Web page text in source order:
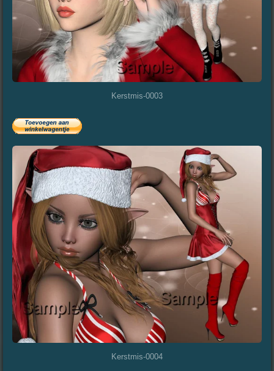
Kerstmis-0003
Kerstmis-0004